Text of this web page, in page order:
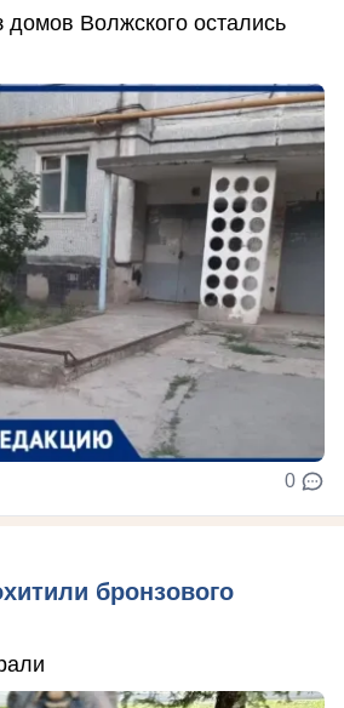
Волжского остались
0
бронзового